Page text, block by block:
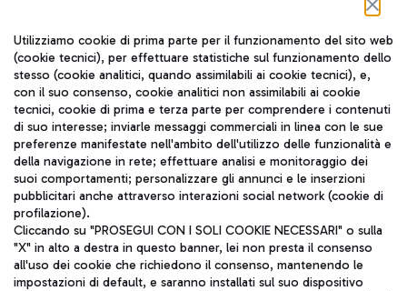
Seguici sui social
TRAVEL JOURNAL
ITA
Utilizziamo cookie di prima parte per il funzionamento del sito web
(cookie tecnici), per effettuare statistiche sul funzionamento dello
stesso (cookie analitici, quando assimilabili ai cookie tecnici), e,
con il suo consenso, cookie analitici non assimilabili ai cookie
tecnici, cookie di prima e terza parte per comprendere i contenuti
di suo interesse; inviarle messaggi commerciali in linea con le sue
preferenze manifestate nell'ambito dell'utilizzo delle funzionalità e
della navigazione in rete; effettuare analisi e monitoraggio dei
suoi comportamenti; personalizzare gli annunci e le inserzioni
pubblicitari anche attraverso interazioni social network (cookie di
profilazione).
Cliccando su "PROSEGUI CON I SOLI COOKIE NECESSARI" o sulla
"X" in alto a destra in questo banner, lei non presta il consenso
all'uso dei cookie che richiedono il consenso, mantenendo le
impostazioni di default, e saranno installati sul suo dispositivo